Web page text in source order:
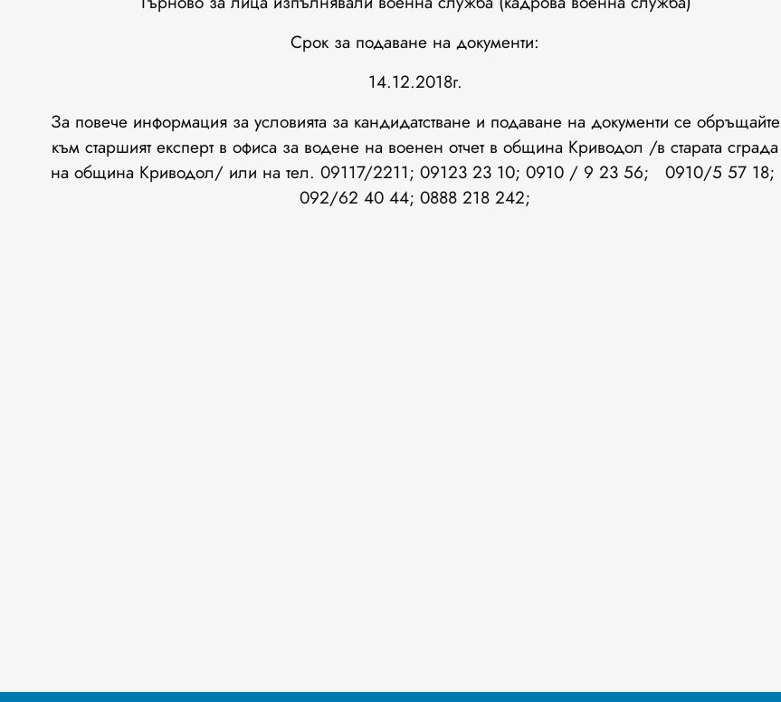
Срок за подаване на документи:
14.12.2018г.
За повече информация за условията за кандидатстване и подаване на документи се обръщайте
към старшият експерт в офиса за водене на военен отчет в община Криводол /в старата сграда
на община Криводол/ или на тел. 09117/2211; 09123 23 10; 0910 / 9 23 56; 0910/5 57 18;
092/62 40 44; 0888 218 242;